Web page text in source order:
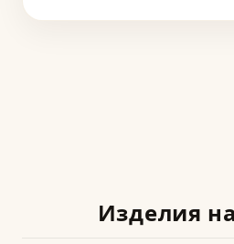
Изделия